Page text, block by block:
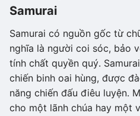
Samurai
Samurai có nguồn gốc từ
nghĩa là người coi sóc, bảo
tính chất quyền quý.
chiến binh oai hùng, được
năng chiến đấu điêu luyện.
cho một lãnh chúa hay một